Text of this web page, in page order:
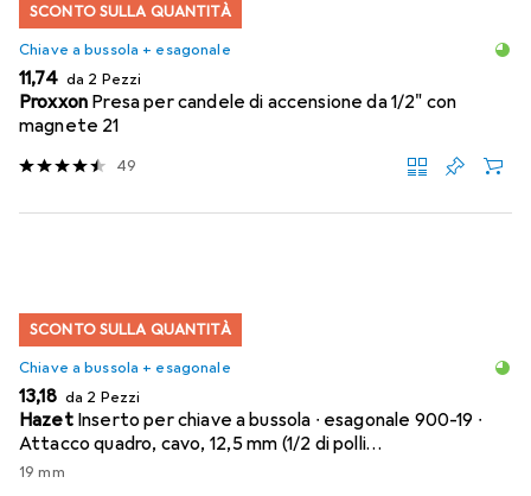
SCONTO SULLA QUANTITÀ
Chiave a bussola + esagonale
EUR
11,74 da 2 Pezzi
Proxxon Presa per candele di accensione da 1/2" con
magnete 21
49
SCONTO SULLA QUANTITÀ
Chiave a bussola + esagonale
EUR
13,18 da 2 Pezzi
Hazet Inserto per chiave a bussola ∙ esagonale 900-19 ∙
Attacco quadro, cavo, 12,5 mm (1/2 di polli…
19 mm